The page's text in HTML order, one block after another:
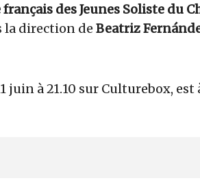
des Jeunes Soliste du
la direction de Beatriz
juin à 21.10 sur Culturebox, est